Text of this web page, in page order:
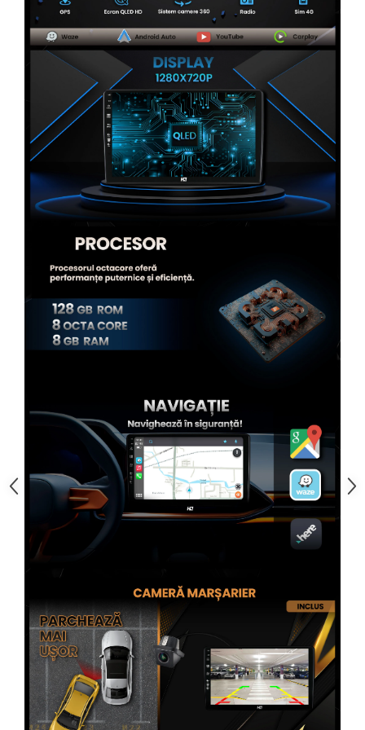
Rame adaptoare Nissan
Rame adaptoare Fiat
Rame adaptoare Hyundai
Rame adaptoare Chevrolet
Rame adaptoare Mitsubishi
Rame adaptoare Jeep
Rame adaptoare Chrysler
Rame adaptoare Dodge
Rame adaptoare Isuzu
Rame adaptoare Iveco
Rame adaptoare Smart
Rame adaptoare Land Rover
Rame adaptoare Ssangyong
Conectica Auto
Conectică Audi
Conectică Ford
Conectică Volkswagen